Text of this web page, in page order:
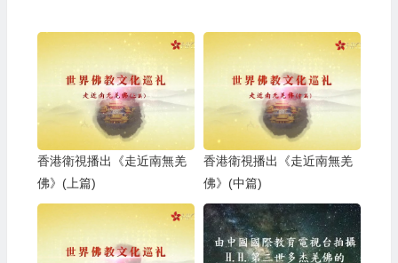
香港衛視播出《走近南無羌
佛》(上篇)
香港衛視播出《走近南無羌
佛》(中篇)